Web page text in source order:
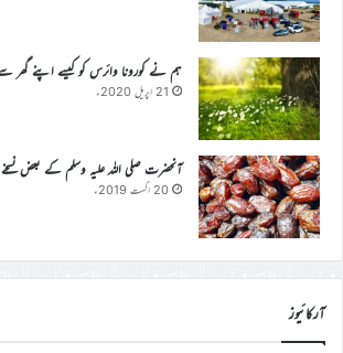
ہم نے کورونا وائرس کو کیسے اپنے گھر سے
21 اپریل 2020ء
آنحضرت صلی اللہ علیہ وسلم کے بعض نسخے
20 اگست 2019ء
آرکائیوز